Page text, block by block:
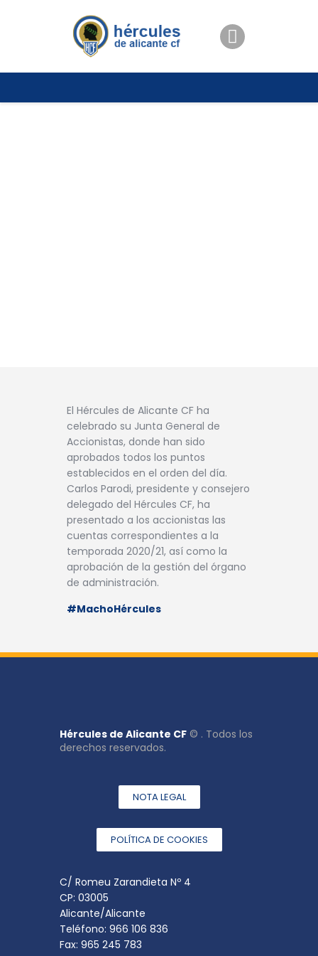
ENTRADAS
TIENDA
El Hércules de Alicante CF ha
celebrado su Junta General de
Accionistas, donde han sido
aprobados todos los puntos
establecidos en el orden del día.
Carlos Parodi, presidente y consejero
delegado del Hércules CF, ha
presentado a los accionistas las
cuentas correspondientes a la
temporada 2020/21, así como la
aprobación de la gestión del órgano
de administración.
#MachoHércules
Hércules de Alicante CF © . Todos los
derechos reservados.
NOTA LEGAL
POLÍTICA DE COOKIES
C/ Romeu Zarandieta Nº 4
CP: 03005
Alicante/Alicante
Teléfono: 966 106 836
Fax: 965 245 783